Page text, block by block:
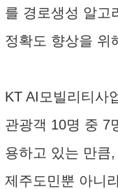
를 경로생성 알고
정확도 향상을 위
KT AI모빌리티사
관광객 10명 중 7
용하고 있는 만큼
제주도민뿐 아니